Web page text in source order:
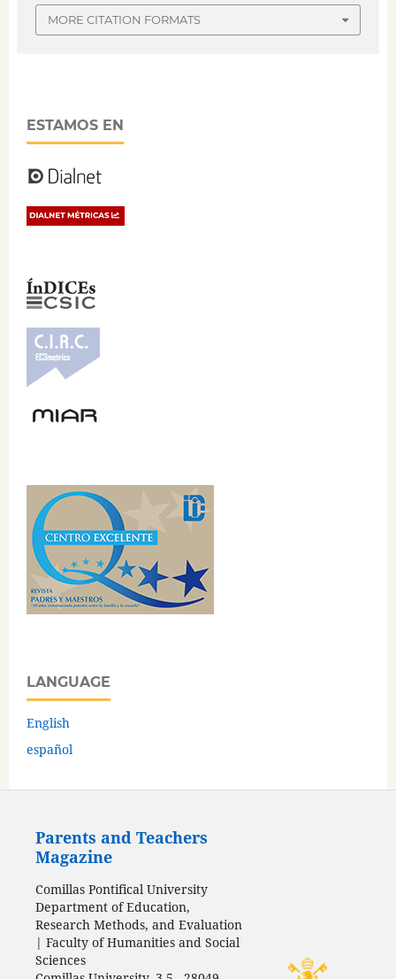
MORE CITATION FORMATS
ESTAMOS EN
LANGUAGE
English
español
Parents and Teachers
Magazine
Comillas Pontifical University
Department of Education,
Research Methods, and Evaluation
| Faculty of Humanities and Social
Sciences